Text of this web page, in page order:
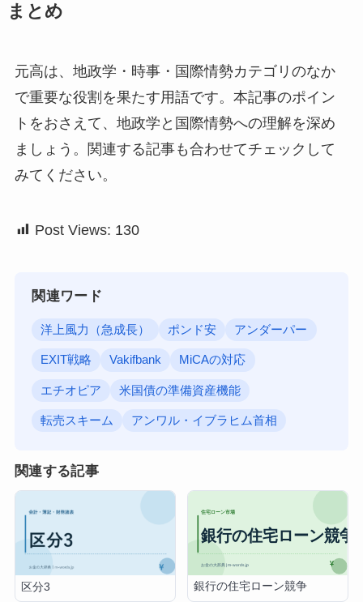
まとめ
元高は、地政学・時事・国際情勢カテゴリのなか
で重要な役割を果たす用語です。本記事のポイン
トをおさえて、地政学と国際情勢への理解を深め
ましょう。関連する記事も合わせてチェックして
みてください。
Post Views: 130
関連ワード
洋上風力（急成長） ポンド安 アンダーパー
EXIT戦略 Vakifbank MiCAの対応
エチオピア 米国債の準備資産機能
転売スキーム アンワル・イブラヒム首相
関連する記事
区分3 銀行の住宅ローン競争